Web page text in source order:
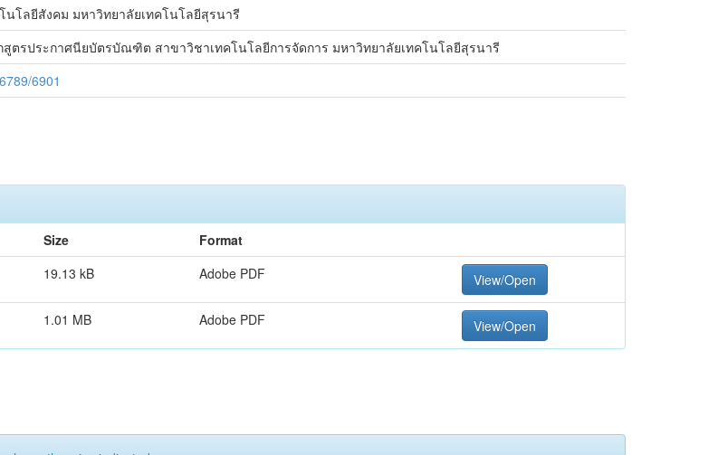
โลยีสังคม มหาวิทยาลัยเทคโนโลยีสุรนารี
ตรประกาศนียบัตรบัณฑิต สาขาวิชาเทคโนโลยีการจัดการ มหาวิทยาลัยเทคโนโลยีสุรนารี
6901
Size
Format
19.13 kB Adobe PDF View/Open
1.01 MB Adobe PDF View/Open